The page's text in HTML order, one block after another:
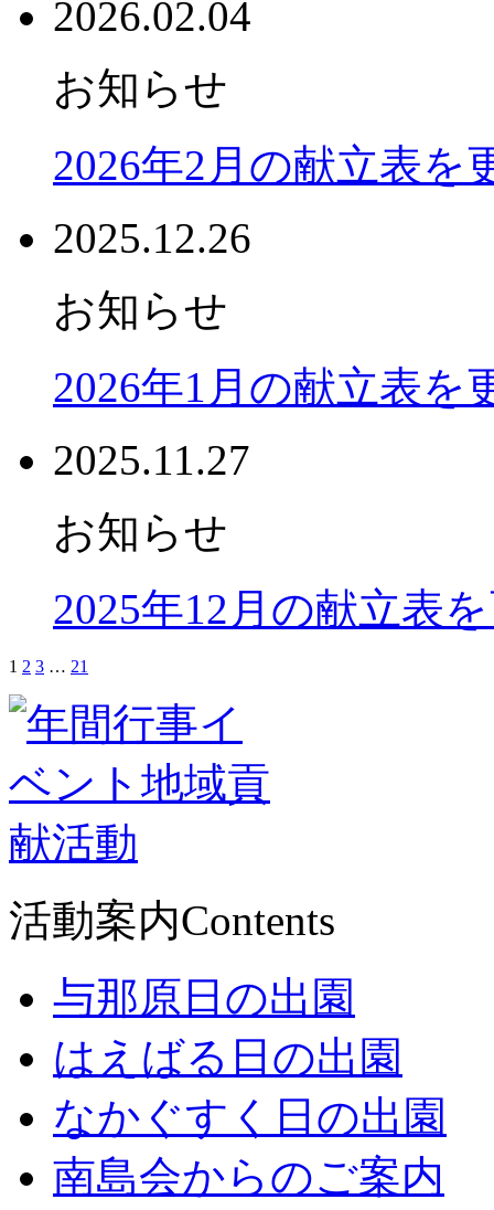
2026.02.04
お知らせ
2026年2月の献立表を
2025.12.26
お知らせ
2026年1月の献立表を
2025.11.27
お知らせ
2025年12月の献立表
1 2 3 … 21
活動案内Contents
与那原日の出園
はえばる日の出園
なかぐすく日の出園
南島会からのご案内